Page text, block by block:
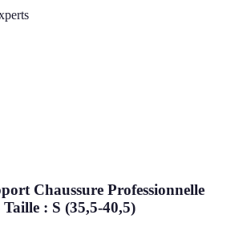
Chaussure Professionnelle
Taille : S (35,5-40,5)